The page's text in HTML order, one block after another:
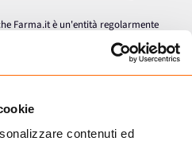
contenuti ed
Farma.it è un'entità regolarmente
a effettuare la vendita online di